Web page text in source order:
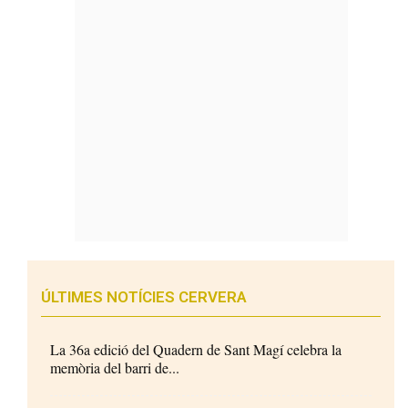
ÚLTIMES NOTÍCIES CERVERA
La 36a edició del Quadern de Sant Magí celebra la
memòria del barri de...